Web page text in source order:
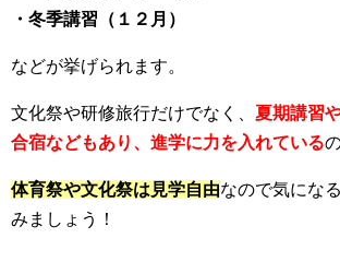
・冬季講習（１２月）
などが挙げられます。
文化祭や研修旅行だけでなく、 夏期講習
合宿などもあり、進学に力を入れている
体育祭や文化祭は見学自由なので気にな
みましょう！